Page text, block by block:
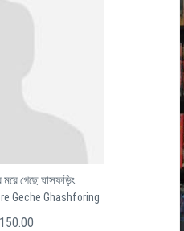
গেছে ঘাসফড়িং
Geche Ghashforing